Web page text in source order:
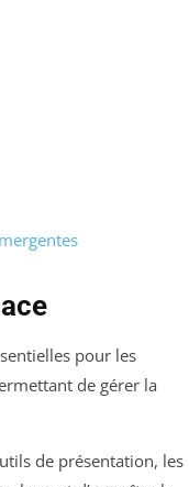
pour les
de gérer la
de présentation, les